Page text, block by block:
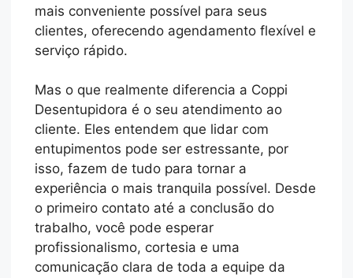
mais conveniente possível para seus
clientes, oferecendo agendamento flexível e
serviço rápido.
Mas o que realmente diferencia a Coppi
Desentupidora é o seu atendimento ao
cliente. Eles entendem que lidar com
entupimentos pode ser estressante, por
isso, fazem de tudo para tornar a
experiência o mais tranquila possível. Desde
o primeiro contato até a conclusão do
trabalho, você pode esperar
profissionalismo, cortesia e uma
comunicação clara de toda a equipe da